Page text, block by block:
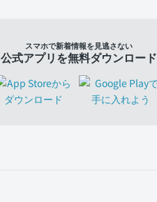
スマホで新着情報を見逃さない
公式アプリを無料ダウンロード